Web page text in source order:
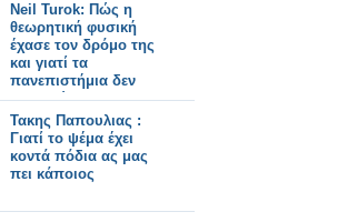
Neil Turok: Πώς η
θεωρητική φυσική
έχασε τον δρόμο της
και γιατί τα
πανεπιστήμια δεν
ενθαρρύνουν την
πρωτοτυπία
Τακης Παπουλιας :
Γιατί το ψέμα έχει
κοντά πόδια ας μας
πει κάποιος